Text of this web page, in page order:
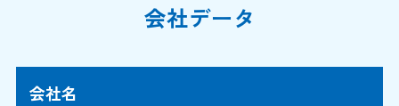
会社データ
会社名